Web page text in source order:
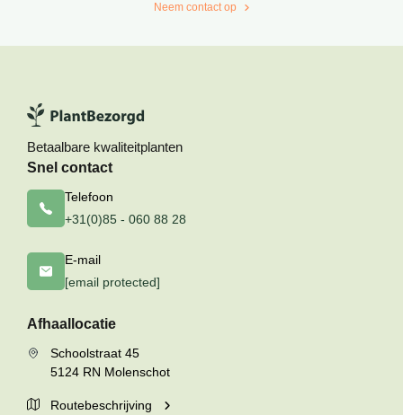
Neem contact op
Betaalbare kwaliteitplanten
Snel contact
Telefoon
+31(0)85 - 060 88 28
E-mail
[email protected]
Afhaallocatie
Schoolstraat 45
5124 RN Molenschot
Routebeschrijving